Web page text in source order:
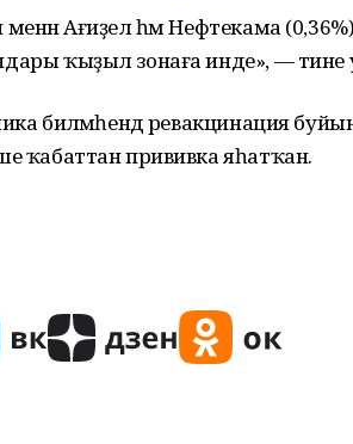
Ағиҙел һәм Нефтекама
ҡыҙыл зонаға инде», — тине
биләмәһендә ревакцинация
ҡабаттан прививка яһатҡан.